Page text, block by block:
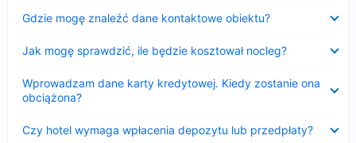
Gdzie mogę znaleźć dane kontaktowe obiektu?
Jak mogę sprawdzić, ile będzie kosztował nocleg?
Wprowadzam dane karty kredytowej. Kiedy zostanie ona
obciążona?
Czy hotel wymaga wpłacenia depozytu lub przedpłaty?